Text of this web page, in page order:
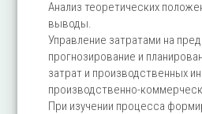
Анализ теоретических
выводы.
Управление затратами на
прогнозирование и
затрат и производственных
производственно-
При изучении процесса